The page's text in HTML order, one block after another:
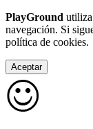
PlayGround
navegación. Si
política de cookies.
Aceptar